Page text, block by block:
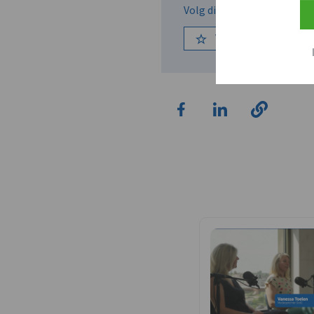
Volg dit bedrijf om op de
Volg